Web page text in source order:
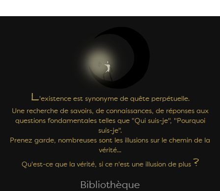
L'existence est synonyme de quête perpétuelle.
Une recherche de savoirs, de connaissances, de réponses aux
questions fondamentales telles que "Qui suis-je", "Pourquoi
suis-je".
Prenez garde, nombreuses sont les illusions sur le chemin de la
vérité...
Qu'est-ce que la vérité, si ce n'est une illusion de plus ?
Bibliothèque